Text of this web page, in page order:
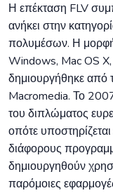
Η επέκταση FLV
ανήκει στην
πολυμέσων. Η μορφή
Windows, Mac OS
δημιουργήθηκε από
Macromedia. Το
του διπλώματος
οπότε
διάφορους
δημιουργηθούν
παρόμοιες